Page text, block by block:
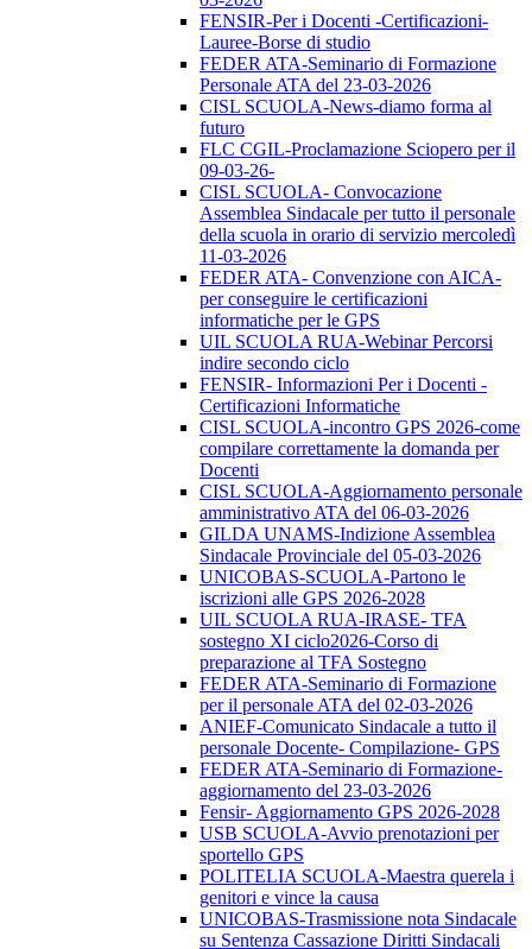
FENSIR-Per i Docenti -Certificazioni-
Lauree-Borse di studio
FEDER ATA-Seminario di Formazione
Personale ATA del 23-03-2026
CISL SCUOLA-News-diamo forma al
futuro
FLC CGIL-Proclamazione Sciopero per il
09-03-26-
CISL SCUOLA- Convocazione
Assemblea Sindacale per tutto il personale
della scuola in orario di servizio mercoledì
11-03-2026
FEDER ATA- Convenzione con AICA-
per conseguire le certificazioni
informatiche per le GPS
UIL SCUOLA RUA-Webinar Percorsi
indire secondo ciclo
FENSIR- Informazioni Per i Docenti -
Certificazioni Informatiche
CISL SCUOLA-incontro GPS 2026-come
compilare correttamente la domanda per
Docenti
CISL SCUOLA-Aggiornamento personale
amministrativo ATA del 06-03-2026
GILDA UNAMS-Indizione Assemblea
Sindacale Provinciale del 05-03-2026
UNICOBAS-SCUOLA-Partono le
iscrizioni alle GPS 2026-2028
UIL SCUOLA RUA-IRASE- TFA
sostegno XI ciclo2026-Corso di
preparazione al TFA Sostegno
FEDER ATA-Seminario di Formazione
per il personale ATA del 02-03-2026
ANIEF-Comunicato Sindacale a tutto il
personale Docente- Compilazione- GPS
FEDER ATA-Seminario di Formazione-
aggiornamento del 23-03-2026
Fensir- Aggiornamento GPS 2026-2028
USB SCUOLA-Avvio prenotazioni per
sportello GPS
POLITELIA SCUOLA-Maestra querela i
genitori e vince la causa
UNICOBAS-Trasmissione nota Sindacale
su Sentenza Cassazione Diritti Sindacali